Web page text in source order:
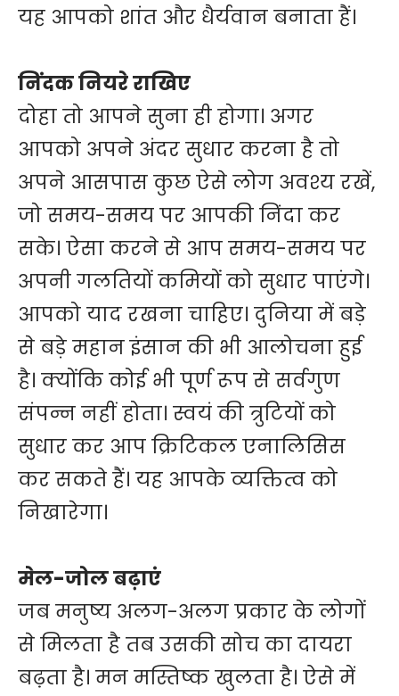
यह आपको शांत और धैर्यवान बनाता हैं।
निंदक नियरे राखिए
दोहा तो आपने सुना ही होगा। अगर
आपको अपने अंदर सुधार करना है तो
अपने आसपास कुछ ऐसे लोग अवश्य रखें,
जो समय-समय पर आपकी निंदा कर
सके। ऐसा करने से आप समय-समय पर
अपनी गलतियों कमियों को सुधार पाएंगे।
आपको याद रखना चाहिए। दुनिया में बड़े
से बड़े महान इंसान की भी आलोचना हुई
है। क्योंकि कोई भी पूर्ण रूप से सर्वगुण
संपन्न नहीं होता। स्वयं की त्रुटियों को
सुधार कर आप क्रिटिकल एनालिसिस
कर सकते हैं। यह आपके व्यक्तित्व को
निखारेगा।
मेल-जोल बढ़ाएं
जब मनुष्य अलग-अलग प्रकार के लोगों
से मिलता है तब उसकी सोच का दायरा
बढ़ता है। मन मस्तिष्क खुलता है। ऐसे में